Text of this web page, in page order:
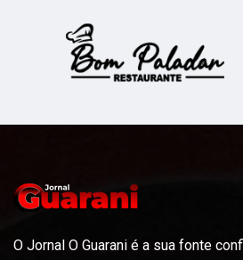
O Jornal O Guarani é a sua fonte